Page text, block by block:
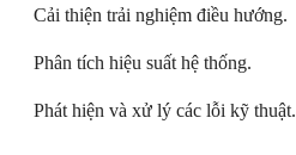
Cải thiện trải nghiệm điều hướng.
Phân tích hiệu suất hệ thống.
Phát hiện và xử lý các lỗi kỹ thuật.